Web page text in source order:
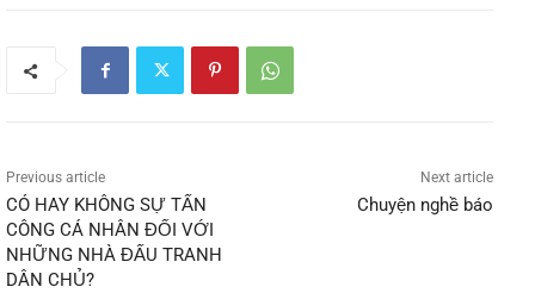
Previous article
CÓ HAY KHÔNG SỰ TẤN
CÔNG CÁ NHÂN ĐỐI VỚI
NHỮNG NHÀ ĐẤU TRANH
DÂN CHỦ?
Next article
Chuyện nghề báo